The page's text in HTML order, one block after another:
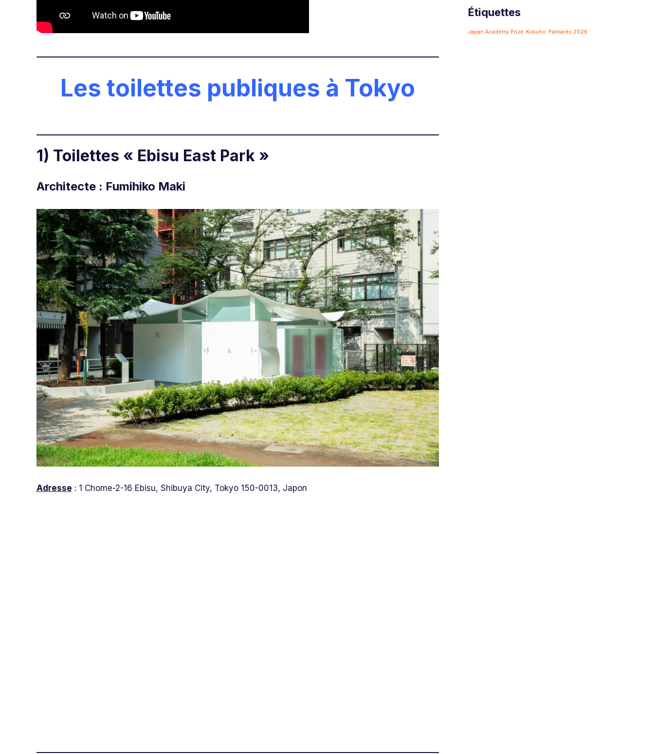
Les toilettes publiques à Tokyo
1) Toilettes « Ebisu East Park »
Architecte : Fumihiko Maki
Adresse : 1 Chome-2-16 Ebisu, Shibuya City, Tokyo 150-0013, Japon
Étiquettes
Japan Academy Prize Kokuho Palmarès 2026